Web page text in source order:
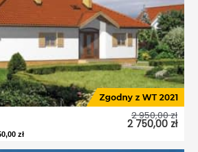
31°
Tak
2 750,00 zł
2 950,00 zł
zł